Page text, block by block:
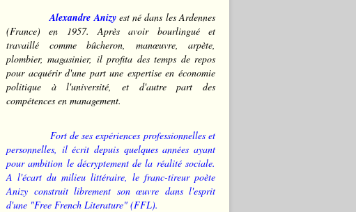
Alexandre Anizy est né dans les Ardennes
(France) en 1957. Après avoir bourlingué et
travaillé comme bûcheron, manœuvre, arpète,
plombier, magasinier, il profita des temps de repos
pour acquérir d'une part une expertise en économie
politique à l'université, et d'autre part des
compétences en management.
Fort de ses expériences professionnelles et
personnelles, il écrit depuis quelques années ayant
pour ambition le décryptement de la réalité sociale.
A l'écart du milieu littéraire, le franc-tireur poète
Anizy construit librement son œuvre dans l'esprit
d'une "Free French Literature" (FFL).